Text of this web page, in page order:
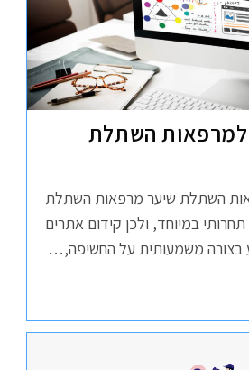
למרפאות השתלת
השתלת שיער מרפאות השתלת
במיוחד, ולכן קידום אתרים
בצורה משמעותית על החשיפה,…